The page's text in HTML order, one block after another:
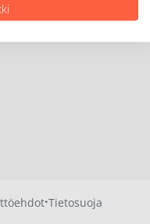
·Tietosuoja